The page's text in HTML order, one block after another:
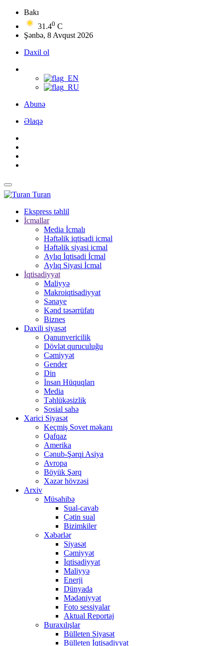
Bakı
31.40 C
Şənbə, 8 Avqust 2026
Daxil ol
Abunə
Əlaqə
Turan
Ekspress təhlil
İcmallar
Media İcmalı
Həftəlik iqtisadi icmal
Həftəlik siyasi icmal
Aylıq İqtisadi İcmal
Aylıq Siyasi İcmal
İqtisadiyyat
Maliyyə
Makroiqtisadiyyat
Sənaye
Kənd təsərrüfatı
Biznes
Daxili siyasət
Qanunvericilik
Dövlət quruculuğu
Cəmiyyət
Gender
Din
İnsan Hüquqları
Media
Təhlükəsizlik
Sosial sahə
Xarici Siyasət
Keçmiş Sovet məkanı
Qafqaz
Amerika
Cənub-Şərqi Asiya
Avropa
Böyük Şərq
Xəzər hövzəsi
Arxiv
Müsahibə
Sual-cavab
Çətin sual
Bizimkiler
Xəbərlər
Siyasət
Cəmiyyət
İqtisadiyyat
Maliyyə
Enerji
Dünyada
Mədəniyyət
Foto sessiyalar
Aktual Reportaj
Buraxılışlar
Bülleten Siyasət
Bülleten İqtisadiyyat